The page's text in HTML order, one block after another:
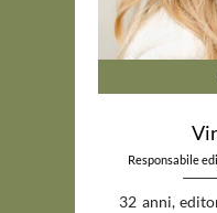
Responsabile
32 anni,